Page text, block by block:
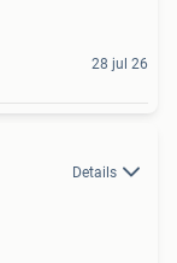
28 jul 26
Details